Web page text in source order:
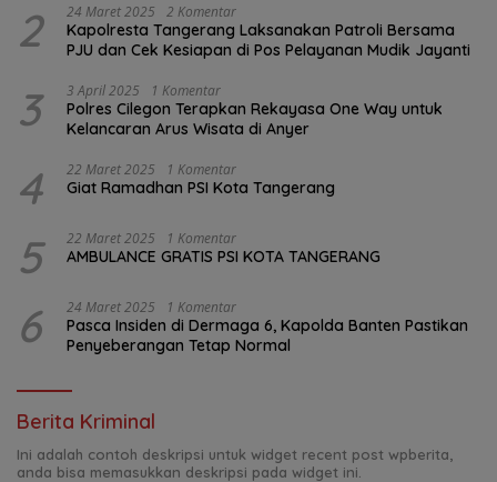
2 24 Maret 2025 2 Komentar
Kapolresta Tangerang Laksanakan Patroli Bersama
PJU dan Cek Kesiapan di Pos Pelayanan Mudik Jayanti
3 3 April 2025 1 Komentar
Polres Cilegon Terapkan Rekayasa One Way untuk
Kelancaran Arus Wisata di Anyer
4 22 Maret 2025 1 Komentar
Giat Ramadhan PSI Kota Tangerang
5 22 Maret 2025 1 Komentar
AMBULANCE GRATIS PSI KOTA TANGERANG
6 24 Maret 2025 1 Komentar
Pasca Insiden di Dermaga 6, Kapolda Banten Pastikan
Penyeberangan Tetap Normal
Berita Kriminal
Ini adalah contoh deskripsi untuk widget recent post wpberita,
anda bisa memasukkan deskripsi pada widget ini.